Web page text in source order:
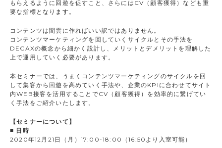
もらえるように回遊を促すこと、さらにはCV（顧客獲得）なども重
要な指標となります。
コンテンツは闇雲に作ればいい訳ではありません。
コンテンツマーケティングを回していくサイクルとその手法を
DECAXの概念から細かく設計し、メリットとデメリットを理解した
上で運用していく必要があります。
本セミナーでは、うまくコンテンツマーケティングのサイクルを回
して集客から回遊を高めていく手法や、企業のKPIに合わせてサイト
内WEB接客を活用することでCV（顧客獲得）を効率的に繋げてい
く手法をご紹介いたします。
【セミナーについて】
■ 日時
2020年12月21日（月）17:00-18:00（16:50より入室可能）